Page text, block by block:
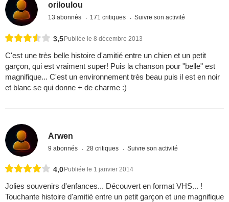
oriloulou
13 abonnés 171 critiques Suivre son activité
3,5 Publiée le 8 décembre 2013
C'est une très belle histoire d'amitié entre un chien et un petit
garçon, qui est vraiment super! Puis la chanson pour "belle" est
magnifique... C'est un environnement très beau puis il est en noir
et blanc se qui donne + de charme :)
Arwen
9 abonnés 28 critiques Suivre son activité
4,0 Publiée le 1 janvier 2014
Jolies souvenirs d'enfances... Découvert en format VHS... !
Touchante histoire d'amitié entre un petit garçon et une magnifique